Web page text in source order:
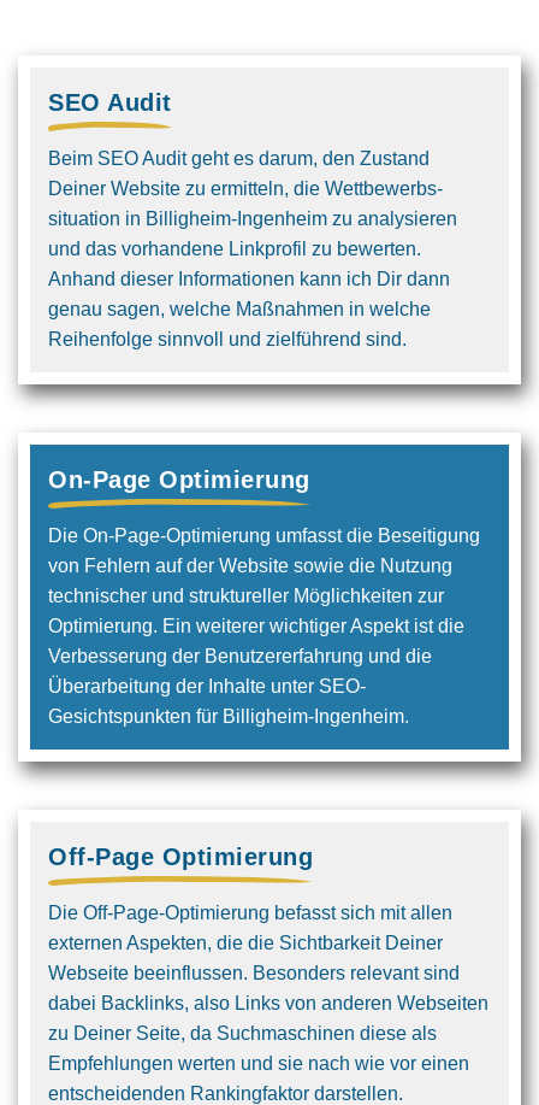
SEO Audit
Beim SEO Audit geht es darum, den Zustand
Deiner Website zu ermitteln, die Wettbewerbs­
situation in Billigheim-Ingenheim zu analysieren
und das vorhandene Linkprofil zu bewerten.
Anhand dieser Informationen kann ich Dir dann
genau sagen, welche Maßnahmen in welche
Reihenfolge sinnvoll und ziel­führend sind.
On-Page Optimierung
Die On-Page-Optimierung umfasst die Beseitigung
von Fehlern auf der Website sowie die Nutzung
technischer und struktureller Möglichkeiten zur
Optimier­ung. Ein weiterer wichtiger Aspekt ist die
Verbesserung der Benutzer­erfahrung und die
Überarbeitung der Inhalte unter SEO-
Gesichtspunkten für Billigheim-Ingenheim.
Off-Page Optimierung
Die Off-Page-Optimierung befasst sich mit allen
externen Aspekten, die die Sichtbarkeit Deiner
Webseite beeinflussen. Besonders relevant sind
dabei Backlinks, also Links von anderen Webseiten
zu Deiner Seite, da Suchmaschinen diese als
Empfehlungen werten und sie nach wie vor einen
entscheidenden Rankingfaktor darstellen.